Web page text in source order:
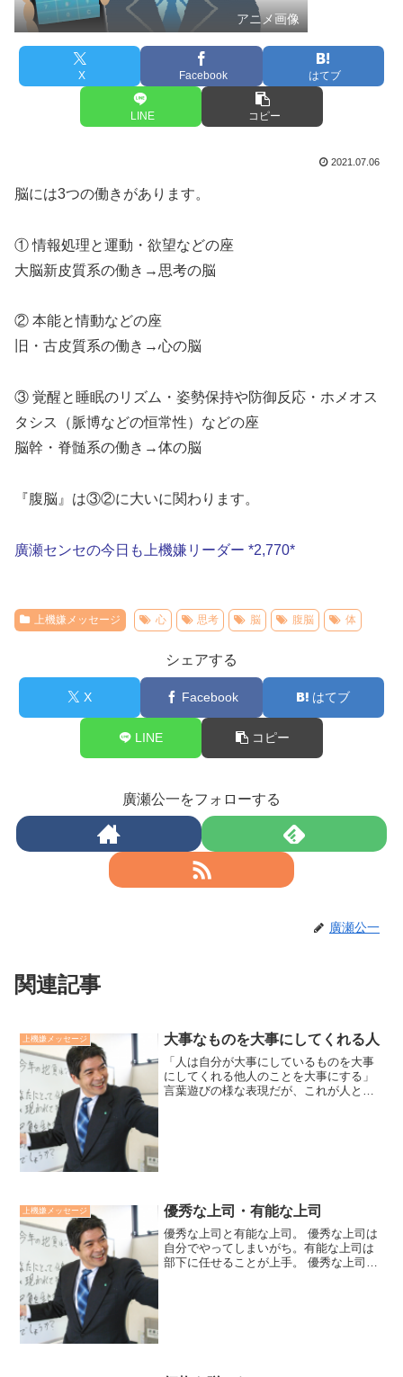
アニメ画像
X Facebook はてブ
LINE コピー
2021.07.06
脳には3つの働きがあります。
① 情報処理と運動・欲望などの座
大脳新皮質系の働き→思考の脳
② 本能と情動などの座
旧・古皮質系の働き→心の脳
③ 覚醒と睡眠のリズム・姿勢保持や防御反応・ホメオス
タシス（脈博などの恒常性）などの座
脳幹・脊髄系の働き→体の脳
『腹脳』は③②に大いに関わります。
廣瀬センセの今日も上機嫌リーダー *2,770*
上機嫌メッセージ 心 思考 脳 腹脳 体
シェアする
X Facebook はてブ
LINE コピー
廣瀬公一をフォローする
廣瀬公一
関連記事
上機嫌メッセージ 大事なものを大事にしてくれる人
「人は自分が大事にしているものを大事
にしてくれる他人のことを大事にする」
言葉遊びの様な表現だが、これが人と信
上機嫌メッセージ 優秀な上司・有能な上司
優秀な上司と有能な上司。 優秀な上司は
自分でやってしまいがち。有能な上司は
部下に任せることが上手。 優秀な上司は